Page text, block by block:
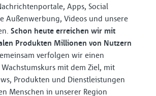
Apps, Social
Außenwerbung, Videos und unsere
Schon heute erreichen wir mit
Produkten Millionen von Nutzern
verfolgen wir einen
mit dem Ziel, mit
Produkten und Dienstleistungen
Menschen in unserer Region